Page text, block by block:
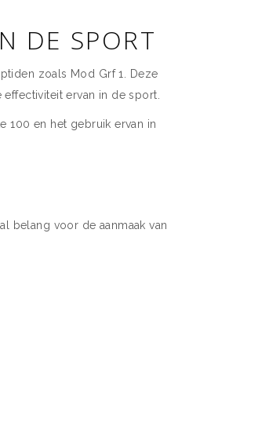
DE SPORT
zoals Mod Grf 1. Deze
ervan in de sport.
100 en het gebruik ervan in
belang voor de aanmaak van